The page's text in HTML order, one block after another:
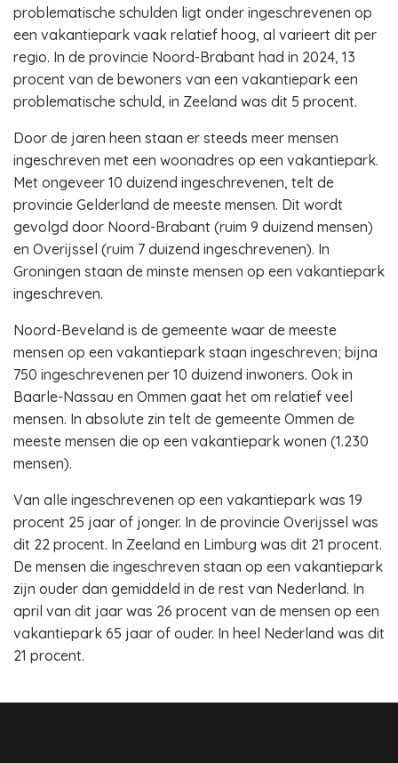
problematische schulden ligt onder ingeschrevenen op
een vakantiepark vaak relatief hoog, al varieert dit per
regio. In de provincie Noord-Brabant had in 2024, 13
procent van de bewoners van een vakantiepark een
problematische schuld, in Zeeland was dit 5 procent.
Door de jaren heen staan er steeds meer mensen
ingeschreven met een woonadres op een vakantiepark.
Met ongeveer 10 duizend ingeschrevenen, telt de
provincie Gelderland de meeste mensen. Dit wordt
gevolgd door Noord-Brabant (ruim 9 duizend mensen)
en Overijssel (ruim 7 duizend ingeschrevenen). In
Groningen staan de minste mensen op een vakantiepark
ingeschreven.
Noord-Beveland is de gemeente waar de meeste
mensen op een vakantiepark staan ingeschreven; bijna
750 ingeschrevenen per 10 duizend inwoners. Ook in
Baarle-Nassau en Ommen gaat het om relatief veel
mensen. In absolute zin telt de gemeente Ommen de
meeste mensen die op een vakantiepark wonen (1.230
mensen).
Van alle ingeschrevenen op een vakantiepark was 19
procent 25 jaar of jonger. In de provincie Overijssel was
dit 22 procent. In Zeeland en Limburg was dit 21 procent.
De mensen die ingeschreven staan op een vakantiepark
zijn ouder dan gemiddeld in de rest van Nederland. In
april van dit jaar was 26 procent van de mensen op een
vakantiepark 65 jaar of ouder. In heel Nederland was dit
21 procent.